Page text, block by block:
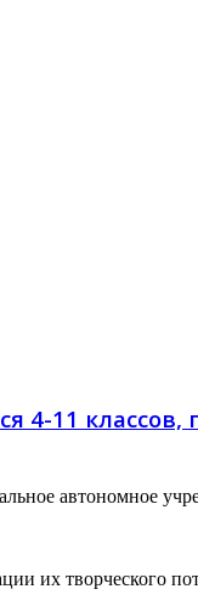
4-11
автономное
их творческого